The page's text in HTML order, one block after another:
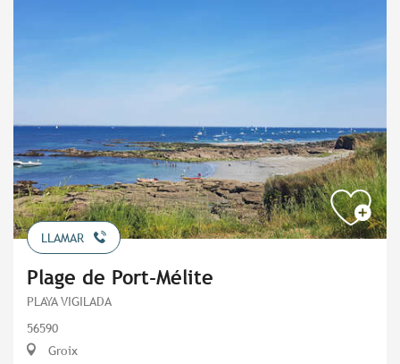
LLAMAR
Plage de Port-Mélite
PLAYA VIGILADA
56590
Groix